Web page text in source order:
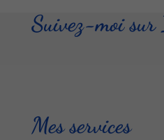
Suivez-moi
Mes services